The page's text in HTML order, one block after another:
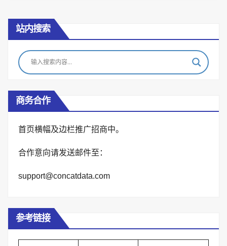
站内搜索
商务合作
首页横幅及边栏推广招商中。
合作意向请发送邮件至：
support@concatdata.com
参考链接